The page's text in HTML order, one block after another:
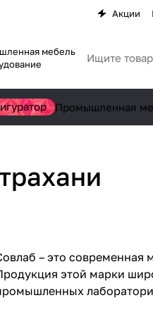
Акции
мебель
Промышленная
– это современная
этой марки